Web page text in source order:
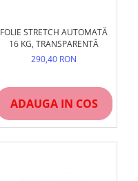
FOLIE STRETCH AUTOMATĂ
16 KG, TRANSPARENTĂ
290,40 RON
ADAUGA IN COS